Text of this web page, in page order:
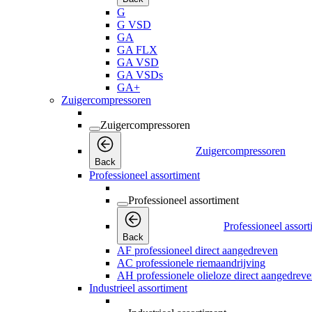
G
G VSD
GA
GA FLX
GA VSD
GA VSDs
GA+
Zuigercompressoren
Zuigercompressoren
Back
Zuigercompressoren
Professioneel assortiment
Professioneel assortiment
Back
Professioneel
AF professioneel direct aangedreven
AC professionele riemaandrijving
AH professionele olieloze direct
Industrieel assortiment